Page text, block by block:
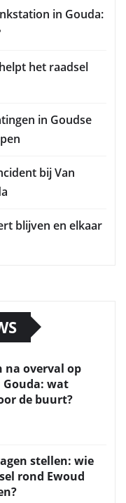
in Gouda:
het raadsel
in Goudse
bij Van
blijven en elkaar
na overval op
wat
de buurt?
stellen: wie
rond Ewoud